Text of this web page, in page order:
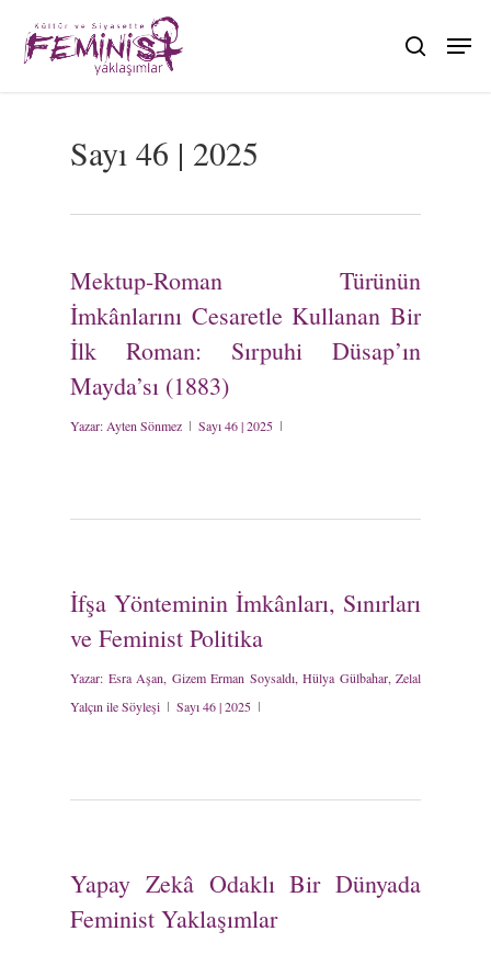
main
search
Sayı 46 | 2025
Mektup-Roman Türünün
İmkânlarını Cesaretle Kullanan Bir
İlk Roman: Sırpuhi Düsap’ın
Mayda’sı (1883)
Yazar: Ayten Sönmez Sayı 46 | 2025
İfşa Yönteminin İmkânları, Sınırları
ve Feminist Politika
Yazar: Esra Aşan, Gizem Erman Soysaldı, Hülya Gülbahar, Zelal
Yalçın ile Söyleşi
Sayı 46 | 2025
Yapay Zekâ Odaklı Bir Dünyada
Feminist Yaklaşımlar